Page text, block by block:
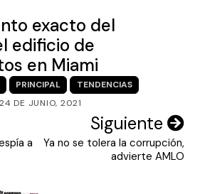
exacto del
edificio de
en Miami
PRINCIPAL
TENDENCIAS
24 DE JUNIO, 2021
a
Siguiente
Ya no se tolera la corrupción,
advierte AMLO